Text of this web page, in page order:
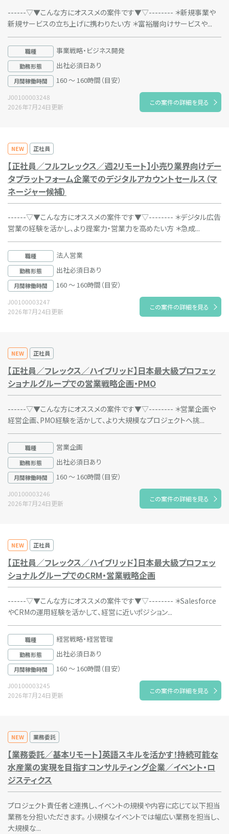
------▽▼こんな方にオススメの案件です▼▽-------- ＊新規事業や
新規サービスの立ち上げに携わりたい方 ＊富裕層向けサービスや...
職種 事業戦略・ビジネス開発
勤務形態 出社必須日あり
月間稼働時間 160 ～ 160時間（目安）
J00100003248
2026年7月24日更新
この案件の詳細を見る
NEW 正社員
【正社員／フルフレックス／週2リモート】小売り業界向けデー
タプラットフォーム企業でのデジタルアカウントセールス（マ
ネージャー候補）
------▽▼こんな方にオススメの案件です▼▽-------- ＊デジタル広告
営業の経験を活かし、より提案力・営業力を高めたい方 ＊急成...
職種 法人営業
勤務形態 出社必須日あり
月間稼働時間 160 ～ 160時間（目安）
J00100003247
2026年7月24日更新
この案件の詳細を見る
NEW 正社員
【正社員／フレックス／ハイブリッド】日本最大級プロフェッ
ショナルグループでの営業戦略企画・PMO
------▽▼こんな方にオススメの案件です▼▽-------- ＊営業企画や
経営企画、PMO経験を活かして、より大規模なプロジェクトへ挑...
職種 営業企画
勤務形態 出社必須日あり
月間稼働時間 160 ～ 160時間（目安）
J00100003246
2026年7月24日更新
この案件の詳細を見る
NEW 正社員
【正社員／フレックス／ハイブリッド】日本最大級プロフェッ
ショナルグループでのCRM・営業戦略企画
------▽▼こんな方にオススメの案件です▼▽-------- ＊Salesforce
やCRMの運用経験を活かして、経営に近いポジション...
職種 経営戦略・経営管理
勤務形態 出社必須日あり
月間稼働時間 160 ～ 160時間（目安）
J00100003245
2026年7月24日更新
この案件の詳細を見る
NEW 業務委託
【業務委託／基本リモート】英語スキルを活かす！持続可能な
水産業の実現を目指すコンサルティング企業／イベント・ロ
ジスティクス
プロジェクト責任者と連携し、イベントの規模や内容に応じて以下担当
業務を分担いただきます。 小規模なイベントでは幅広い業務を担当し、
大規模な...